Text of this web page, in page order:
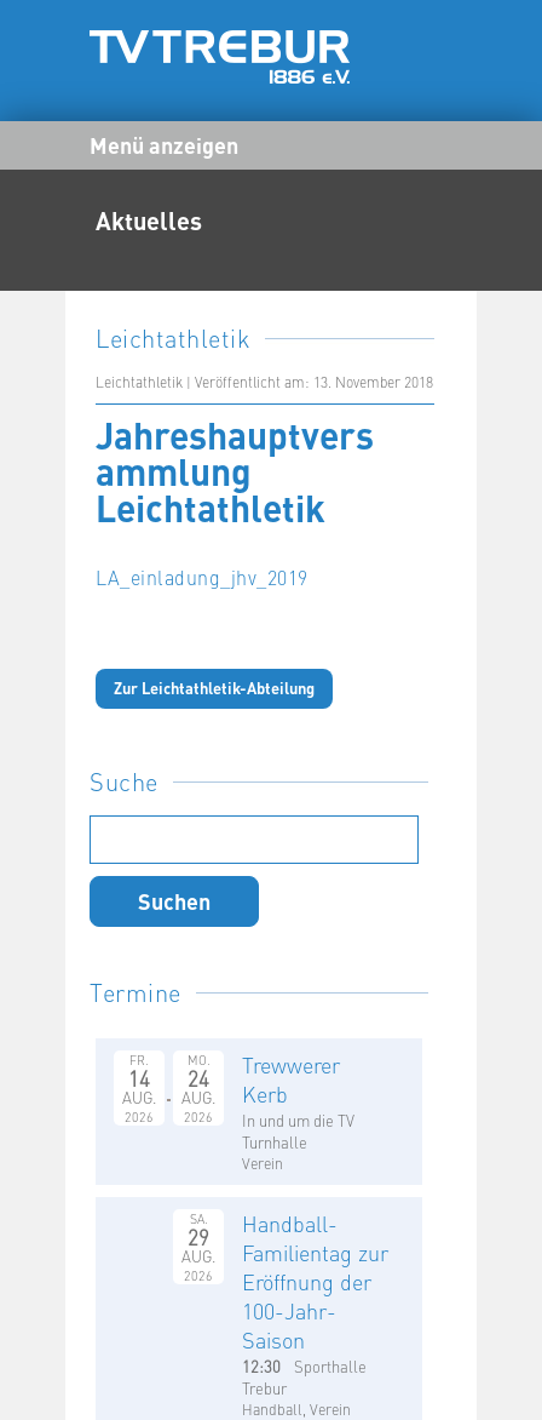
Menü anzeigen
Aktuelles
Leichtathletik
Leichtathletik | Veröffentlicht am: 13. November 2018
Jahreshauptvers
ammlung
Leichtathletik
LA_einladung_jhv_2019
Zur Leichtathletik-Abteilung
Suche
nach:
Termine
FR.
14
AUG.
2026
MO.
24
AUG.
2026
Trewwerer
Kerb
In und um die TV
Turnhalle
Verein
SA.
29
AUG.
2026
Handball-
Familientag zur
Eröffnung der
100-Jahr-
Saison
12:30
Sporthalle
Trebur
Handball, Verein